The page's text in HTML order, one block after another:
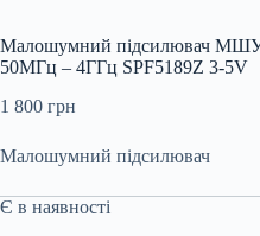
Малошумний підсилювач
50МГц – 4ГГц SPF5189Z 3-5V
1 800 грн
Малошумний підсилювач
Є в наявності